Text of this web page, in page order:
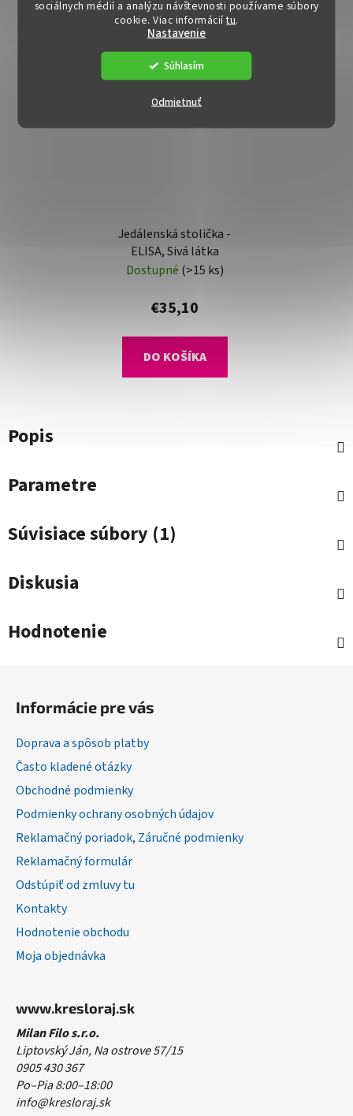
sociálnych médií a analýzu návštevnosti používame súbory
cookie. Viac informáciítu.
Nastavenie
Odmietnuť
Súhlasím
Jedálenská stolička -
ELISA, Sivá látka
Dostupné (>15 ks)
€35,10
DO KOŠÍKA
Popis
Parametre
Súvisiace súbory (1)
Diskusia
Hodnotenie
Informácie pre vás
Doprava a spôsob platby
Často kladené otázky
Obchodné podmienky
Podmienky ochrany osobných údajov
Reklamačný poriadok, Záručné podmienky
Reklamačný formulár
Odstúpiť od zmluvy tu
Kontakty
Hodnotenie obchodu
Moja objednávka
www.kresloraj.sk
Milan Filo s.r.o.
Liptovský Ján, Na ostrove 57/15
0905 430 367
Po–Pia 8:00–18:00
info@kresloraj.sk